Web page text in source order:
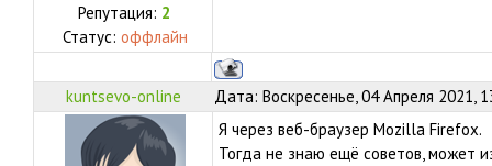
Репутация: 2
Статус: оффлайн
kuntsevo-online Дата: Воскресенье, 04 Апреля 2021,
Я через веб-браузер Mozilla Firefox.
Тогда не знаю ещё советов, может